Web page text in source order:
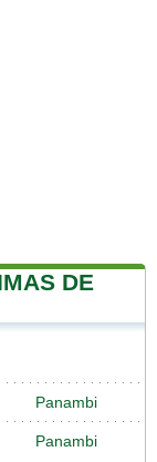
DE
Panambi
Panambi